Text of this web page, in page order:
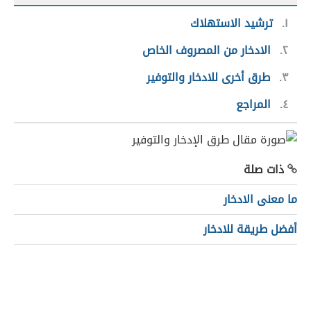
١ ترشيد الاستهلاك
٢ الادخار من المصروف الخاص
٣ طرق أخرى للادخار والتوفير
٤
المراجع
ذات صلة
ما معنى الادخار
أفضل طريقة للادخار